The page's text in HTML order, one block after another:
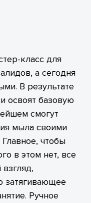
класс для
а сегодня
В результате
освоят базовую
смогут
мыла своими
чтобы
в этом нет, все
затягивающее
Ручное